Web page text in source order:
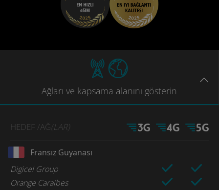
Ağları ve kapsama alanını gösterin
HEDEF /AĞ(LAR)
Fransız Guyanası
Digicel Group
Orange Caraibes